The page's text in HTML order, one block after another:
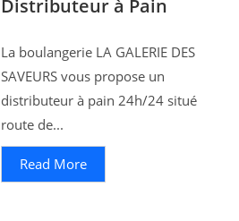
Distributeur à Pain
La boulangerie LA GALERIE DES
SAVEURS vous propose un
distributeur à pain 24h/24 situé
route de...
Read More